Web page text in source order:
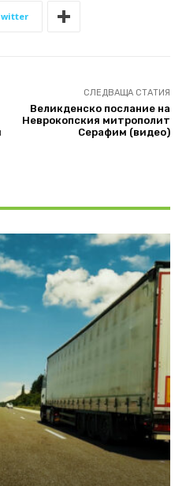
СЛЕДВАЩА СТАТИЯ
Великденско послание на
Неврокопския митрополит
Серафим (видео)